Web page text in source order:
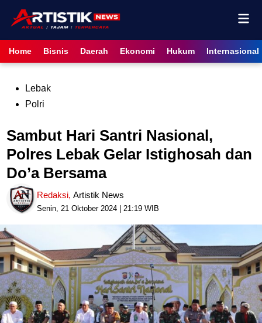
content
Home Bisnis Daerah Ekonomi Hukum Internasional
PostedLebak
Polri
Sambut Hari Santri Nasional,
Polres Lebak Gelar Istighosah dan
Do’a Bersama
Redaksi,Artistik News
Senin, 21 Oktober 2024 | 21:19 WIB